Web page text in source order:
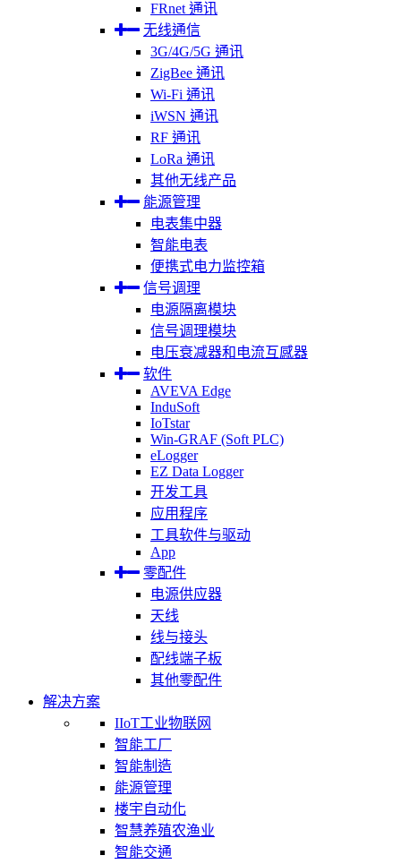
FRnet 通讯
无线通信
3G/4G/5G 通讯
ZigBee 通讯
Wi-Fi 通讯
iWSN 通讯
RF 通讯
LoRa 通讯
其他无线产品
能源管理
电表集中器
智能电表
便携式电力监控箱
信号调理
电源隔离模块
信号调理模块
电压衰减器和电流互感器
软件
AVEVA Edge
InduSoft
IoTstar
Win-GRAF (Soft PLC)
eLogger
EZ Data Logger
开发工具
应用程序
工具软件与驱动
App
零配件
电源供应器
天线
线与接头
配线端子板
其他零配件
解决方案
IIoT工业物联网
智能工厂
智能制造
能源管理
楼宇自动化
智慧养殖农渔业
智能交通